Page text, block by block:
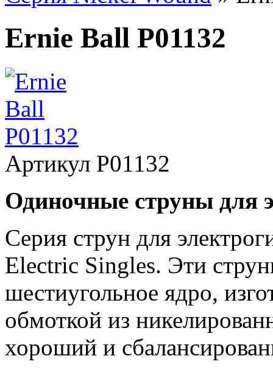
Ernie Ball P01132
Артикул P01132
Одиночные струны для
Серия струн для
Electric Singles. Эти
шестиугольное ядро,
обмоткой из
хороший и